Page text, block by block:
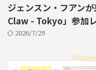
ジェンスン・フアン
Claw - Tokyo」参加
2026/7/29